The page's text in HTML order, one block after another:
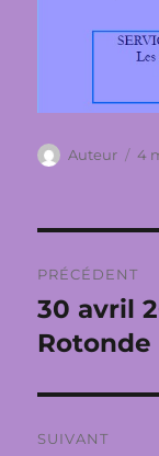
Auteur
Auteur 4
de
l’article
PRÉCÉDENT
Publication
précédente :
30 avril
Rotonde
SUIVANT